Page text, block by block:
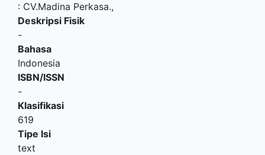
: CV.Madina Perkasa.,
Deskripsi Fisik
-
Bahasa
Indonesia
ISBN/ISSN
-
Klasifikasi
619
Tipe Isi
text